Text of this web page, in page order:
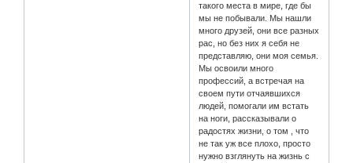
такого места в мире, где бы
мы не побывали. Мы нашли
много друзей, они все разных
рас, но без них я себя не
представляю, они моя семья.
Мы освоили много
профессий, а встречая на
своем пути отчаявшихся
людей, помогали им встать
на ноги, рассказывали о
радостях жизни, о том , что
не так уж все плохо, просто
нужно взглянуть на жизнь с